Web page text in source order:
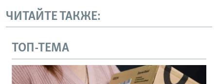
ЧИТАЙТЕ ТАКЖЕ:
ТОП-ТЕМА